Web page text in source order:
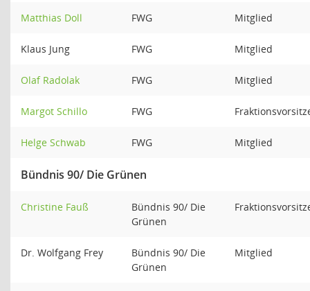
Matthias Doll FWG Mitglied
Klaus Jung FWG Mitglied
Olaf Radolak FWG Mitglied
Margot Schillo FWG
Helge Schwab FWG Mitglied
Bündnis 90/ Die Grünen
Christine Fauß
Bündnis 90/ Die
Grünen
Dr. Wolfgang Frey
Bündnis 90/ Die
Grünen
Mitglied